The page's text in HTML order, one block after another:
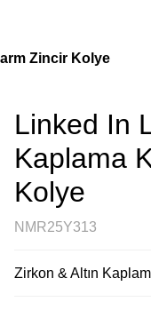
Zincir Kolye
Linked In
Kaplama
Kolye
NMR25Y313
Zirkon & Altın